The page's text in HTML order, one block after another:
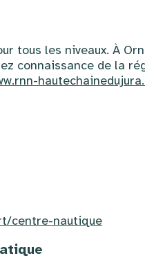
tous les niveaux. À
connaissance de la
centre-nautique